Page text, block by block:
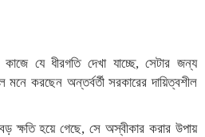
যে ধীরগতি দেখা যাচ্ছে, সেটার জন্য
মনে করছেন অন্তর্বর্তী সরকারের দায়িত্বশীল
ক্ষতি হয়ে গেছে, সে অস্বীকার করার উপায়